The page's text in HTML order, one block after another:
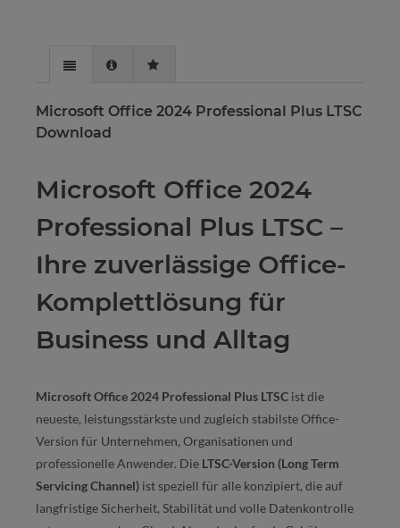
Microsoft Office 2024 Professional Plus LTSC
Download
Microsoft Office 2024
Professional Plus LTSC –
Ihre zuverlässige Office-
Komplettlösung für
Business und Alltag
Microsoft Office 2024 Professional Plus LTSC ist die
neueste, leistungsstärkste und zugleich stabilste Office-
Version für Unternehmen, Organisationen und
professionelle Anwender. Die LTSC-Version (Long Term
Servicing Channel) ist speziell für alle konzipiert, die auf
langfristige Sicherheit, Stabilität und volle Datenkontrolle